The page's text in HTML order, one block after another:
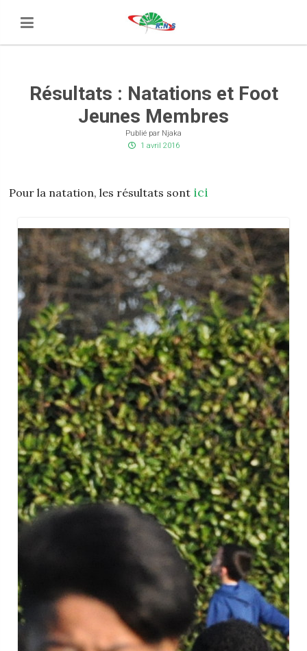
Résultats : Natations et Foot
Jeunes Membres
Publié par Njaka
1 avril 2016
Pour la natation, les résultats sont ici